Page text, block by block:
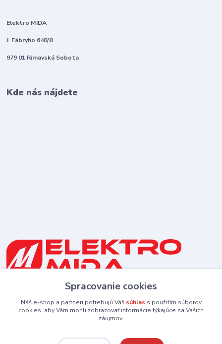
Elektro MIDA
J. Fábryho 648/8
979 01 Rimavská Sobota
Kde nás nájdete
(Po-Pia 8-16:30 hod., So 8:30-11:30)
Spracovanie cookies
Náš e-shop a partneri potrebujú Váš súhlas s použitím súborov
cookies, aby Vám mohli zobrazovať informácie týkajúce sa Vašich
záujmov.